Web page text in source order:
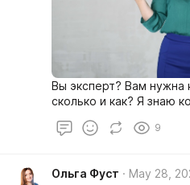
Вы эксперт? Вам нужна
сколько и как? Я знаю
9
Ольга Фуст May 28,